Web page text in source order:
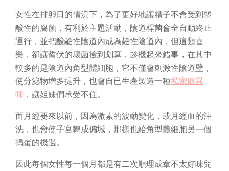
女性在排卵日的情況下，為了更好地讓精子不會受到弱
酸性的腐蝕，有利於主題活動，陰道桿菌會全自動終止
運行，並把酸鹼性陰道內成為鹼性陰道內，但這類喜
樂，卻讓蜇伏的壞菌撿到划算，趁機起來錯事，在其中
較多的是陰道內角型體細胞，它不僅會刺激性陰道壁，
使分泌物增多提升，也會自已生產製造一種私密處異
味 ，讓姐妹們承受不住。
而月經要來以前，因為激素的波動變化，或月經血的沖
洗，也會使子宮轉成偏堿，那樣也給角型體細胞另一個
搗蛋的機遇。
因此每個女性每一個月都是有二次順理成章不太好味兒